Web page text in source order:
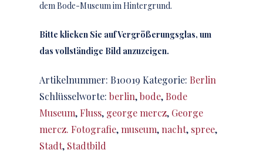
dem Bode-Museum im Hintergrund.
Bitte klicken Sie auf Vergrößerungsglas, um
das vollständige Bild anzuzeigen.
Artikelnummer: B10019 Kategorie: Berlin
Schlüsselworte: berlin,bode, Bode
Museum,Fluss, george mercz, George
mercz. Fotografie,museum,nacht, spree,
Stadt, Stadtbild